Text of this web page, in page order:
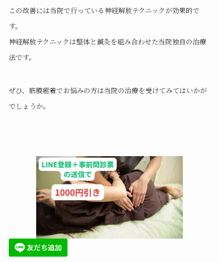
この改善には当院で行っている神経解放テクニックが効果的で
す。
神経解放テクニックは整体と鍼灸を組み合わせた当院独自の治療
法です。
ぜひ、筋膜癒着でお悩みの方は当院の治療を受けてみてはいかが
でしょうか。